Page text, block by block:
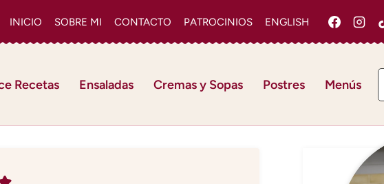
INICIO SOBRE MI CONTACTO PATROCINIOS ENGLISH
Recetas Ensaladas Cremas y Sopas Postres Menús